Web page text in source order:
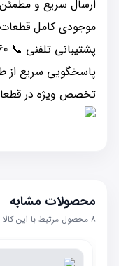
ارسال سریع و
موجودی کامل
پشتیبانی تلفنی 📞 33982160-021
پاسخگویی سریع
تخصص ویژه در
محصولات مشابه
۸ محصول مرتبط با این کالا